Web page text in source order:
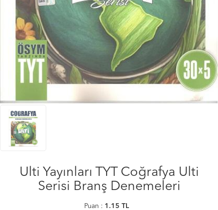
Ulti Yayınları TYT Coğrafya Ulti
Serisi Branş Denemeleri
Puan : 1.15 TL